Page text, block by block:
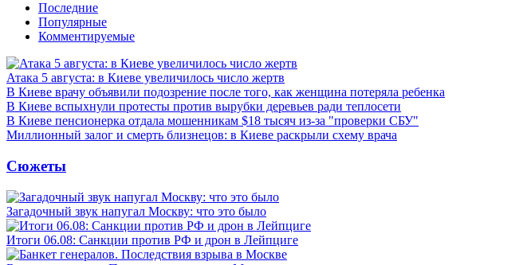
Последние
Популярные
Комментируемые
Атака 5 августа: в Киеве увеличилось число жертв
В Киеве врачу объявили подозрение после того, как женщина потеряла ребенка
В Киеве вспыхнули протесты против вырубки деревьев ради теплосети
В Киеве пенсионерка отдала мошенникам $18 тысяч из-за "проверки СБУ"
Миллионный залог и смерть близнецов: в Киеве раскрыли схему врача
Сюжеты
Загадочный звук напугал Москву: что это было
Итоги 06.08: Санкции против РФ и дрон в Лейпциге